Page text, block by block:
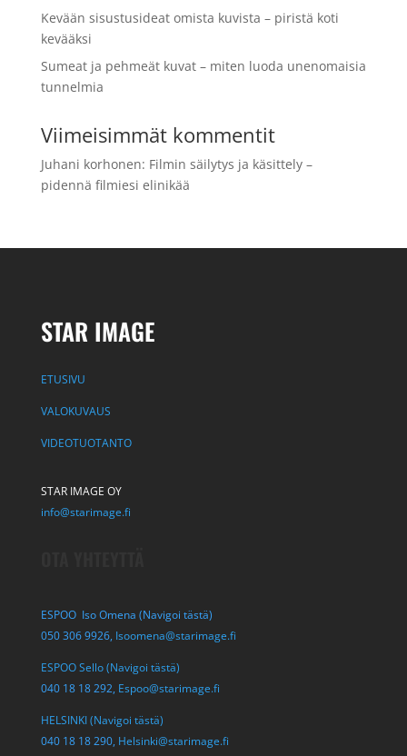
Kevään sisustusideat omista kuvista – piristä koti
kevääksi
Sumeat ja pehmeät kuvat – miten luoda unenomaisia
tunnelmia
Viimeisimmät kommentit
Juhani korhonen: Filmin säilytys ja käsittely –
pidennä filmiesi elinikää
STAR IMAGE
ETUSIVU
VALOKUVAUS
VIDEOTUOTANTO
STAR IMAGE OY
info@starimage.fi
ESPOO Iso Omena (Navigoi tästä)
050 306 9926, Isoomena@starimage.fi
ESPOO Sello (Navigoi tästä)
040 18 18 292, Espoo@starimage.fi
HELSINKI (Navigoi tästä)
040 18 18 290, Helsinki@starimage.fi